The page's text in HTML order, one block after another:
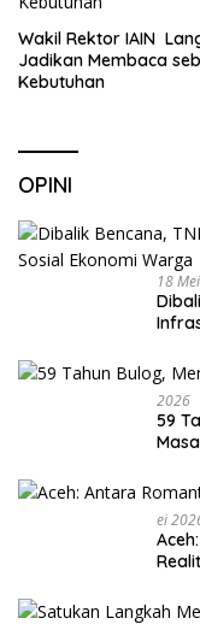
Wakil Rektor IAIN
Jadikan Membaca
Kebutuhan
OPINI
18
2026
59
Ei